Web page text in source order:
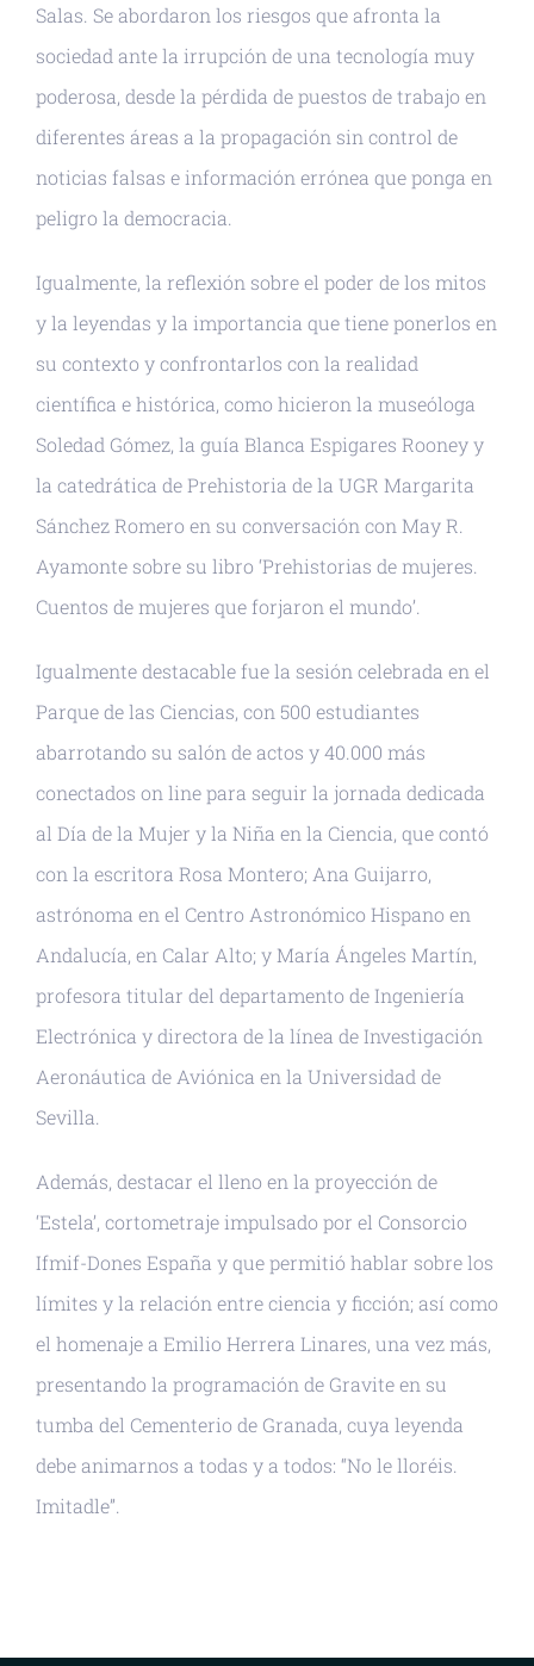
Salas. Se abordaron los riesgos que afronta la
sociedad ante la irrupción de una tecnología muy
poderosa, desde la pérdida de puestos de trabajo en
diferentes áreas a la propagación sin control de
noticias falsas e información errónea que ponga en
peligro la democracia.
Igualmente, la reflexión sobre el poder de los mitos
y la leyendas y la importancia que tiene ponerlos en
su contexto y confrontarlos con la realidad
científica e histórica, como hicieron la museóloga
Soledad Gómez, la guía Blanca Espigares Rooney y
la catedrática de Prehistoria de la UGR Margarita
Sánchez Romero en su conversación con May R.
Ayamonte sobre su libro ‘Prehistorias de mujeres.
Cuentos de mujeres que forjaron el mundo’.
Igualmente destacable fue la sesión celebrada en el
Parque de las Ciencias, con 500 estudiantes
abarrotando su salón de actos y 40.000 más
conectados on line para seguir la jornada dedicada
al Día de la Mujer y la Niña en la Ciencia, que contó
con la escritora Rosa Montero; Ana Guijarro,
astrónoma en el Centro Astronómico Hispano en
Andalucía, en Calar Alto; y María Ángeles Martín,
profesora titular del departamento de Ingeniería
Electrónica y directora de la línea de Investigación
Aeronáutica de Aviónica en la Universidad de
Sevilla.
Además, destacar el lleno en la proyección de
‘Estela’, cortometraje impulsado por el Consorcio
Ifmif-Dones España y que permitió hablar sobre los
límites y la relación entre ciencia y ficción; así como
el homenaje a Emilio Herrera Linares, una vez más,
presentando la programación de Gravite en su
tumba del Cementerio de Granada, cuya leyenda
debe animarnos a todas y a todos: “No le lloréis.
Imitadle”.